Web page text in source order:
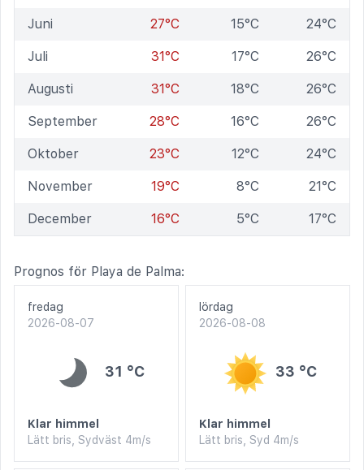
Juni 27°C 15°C 24°C
Juli 31°C 17°C 26°C
Augusti 31°C 18°C 26°C
September 28°C 16°C 26°C
Oktober 23°C 12°C 24°C
November 19°C 8°C 21°C
December 16°C 5°C 17°C
Prognos för Playa de Palma:
fredag
2026-08-07
31 °C
Klar himmel
Lätt bris, Sydväst 4m/s
lördag
2026-08-08
33 °C
Klar himmel
Lätt bris, Syd 4m/s